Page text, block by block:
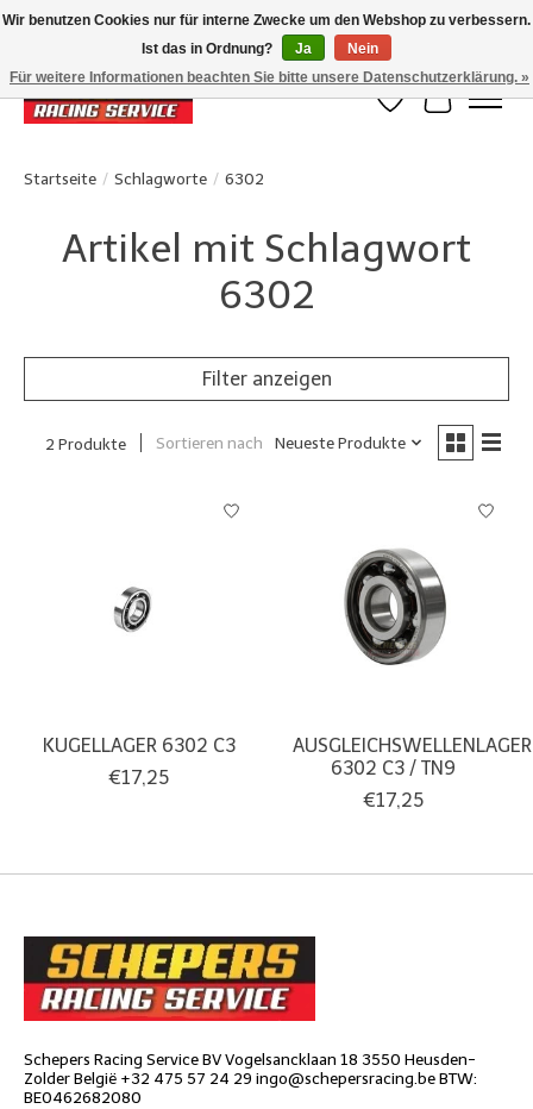
Klanten beoordelen ons met een 4,8/5 op Google reviews
Wunschzettel
Ihr
Startseite / Schlagworte / 6302
Artikel mit Schlagwort
6302
Filter anzeigen
2 Produkte Sortieren nach Neueste Produkte
KUGELLAGER 6302 C3
€17,25
AUSGLEICHSWELLENLAGER
6302 C3 / TN9
€17,25
Schepers Racing Service BV Vogelsancklaan 18 3550 Heusden-
Zolder België +32 475 57 24 29 ingo@schepersracing.beBTW:
BE0462682080
Wir benutzen Cookies nur für interne Zwecke um den Webshop zu verbessern.
Ist das in Ordnung?
Ja
Nein
Für weitere Informationen beachten Sie bitte unsere Datenschutzerklärung. »